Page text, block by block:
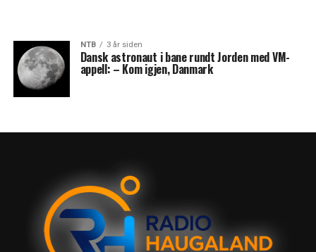
NTB 3 år siden
Dansk astronaut i bane rundt Jorden med VM-
appell: – Kom igjen, Danmark